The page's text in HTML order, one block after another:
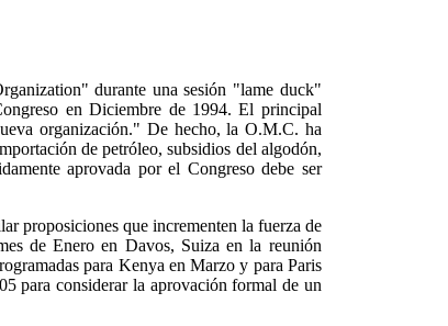
durante una sesión "lame duck"
en Diciembre de 1994. El principal
organización." De hecho, la O.M.C. ha
de petróleo, subsidios del algodón,
aprovada por el Congreso debe ser
proposiciones que incrementen la fuerza de
de Enero en Davos, Suiza en la reunión
para Kenya en Marzo y para Paris
para considerar la aprovación formal de un